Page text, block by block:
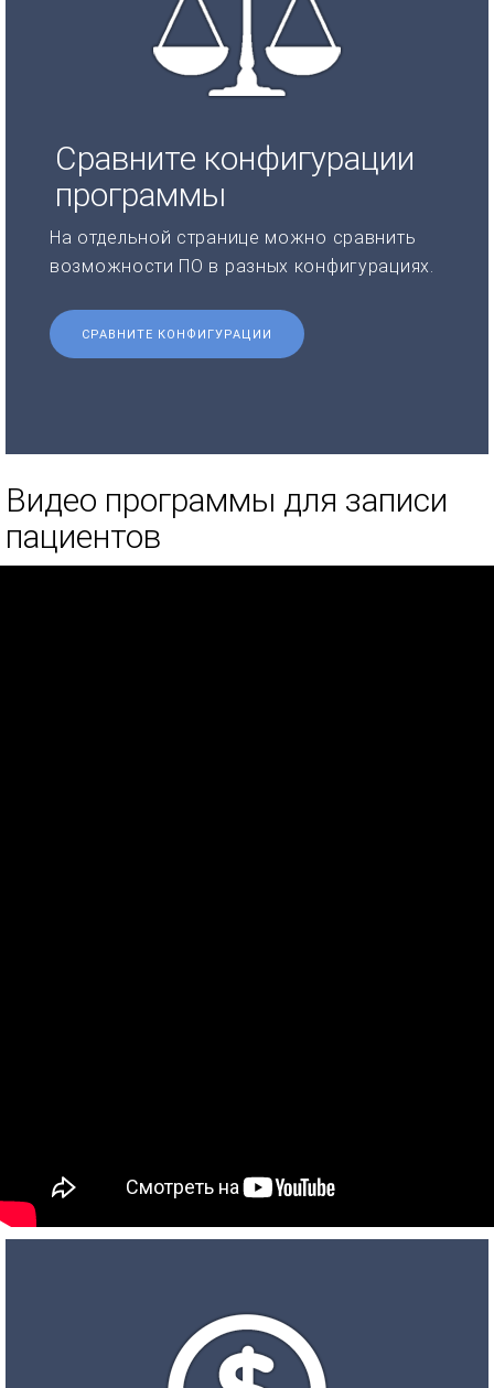
Сравните конфигурации
программы
На отдельной странице можно сравнить
возможности ПО в разных конфигурациях.
СРАВНИТЕ КОНФИГУРАЦИИ
Видео программы для записи
пациентов